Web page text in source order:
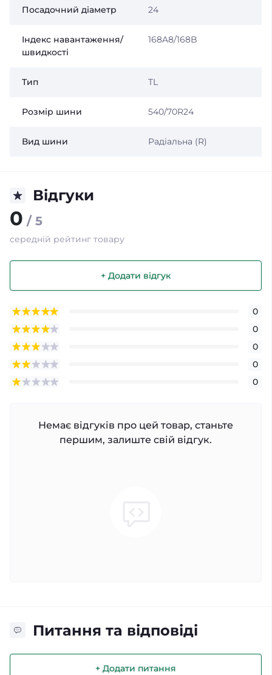
Посадочний діаметр 24
Індекс навантаження/
швидкості
168A8/168B
Тип TL
Розмір шини 540/70R24
Вид шини Радіальна (R)
Відгуки
0 / 5
середній рейтинг товару
+ Додати відгук
0
0
0
0
0
Немає відгуків про цей товар, станьте
першим, залиште свій відгук.
Питання та відповіді
+ Додати питання